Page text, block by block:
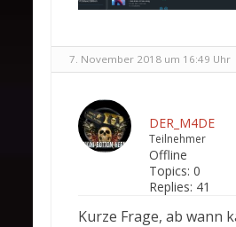
7. November 2018 um 16:49 Uhr
DER_M4DE
Teilnehmer
Offline
Topics: 0
Replies: 41
Kurze Frage, ab wann